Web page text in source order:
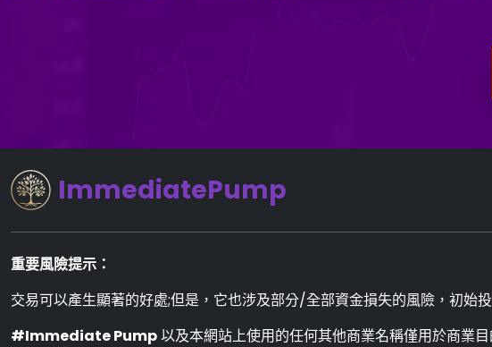
ImmediatePump
重要風險提示：
交易可以產生顯著的好處;但是，它也涉及部分/全部資金損失的風險，初始
#Immediate Pump以及本網站上使用的任何其他商業名稱僅用於商業